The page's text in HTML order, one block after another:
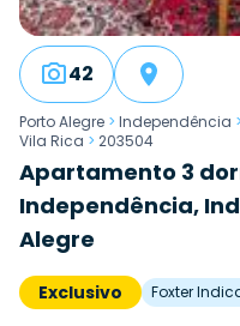
42
Porto Alegre > Independência >
Vila Rica > 203504
Apartamento 3
Independência,
Alegre
Exclusivo Foxter